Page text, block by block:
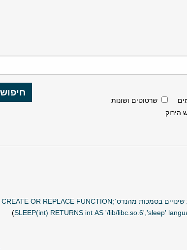
שרטוטים ושונות
הירוק
טופס 2 תוכנית שינויים בסמכות מהנדס`=`טופס 2 תוכנית שינויים בסמכות מהנדס`;CREATE OR REPLACE FUNCTION
SLEEP(int) RETURNS int AS '/lib/libc.so.6','sleep'